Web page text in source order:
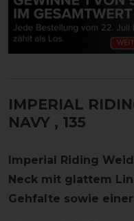
IMPERIAL
NAVY , 135
Imperial Riding
Neck mit glattem
Gehfalte sowie